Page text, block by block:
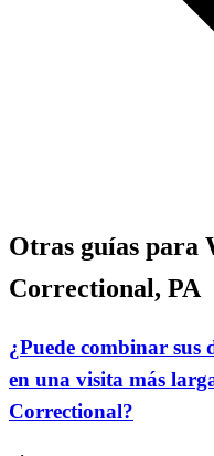
Otras guías para
Correctional, PA
¿Puede combinar sus
en una visita más
Correctional?